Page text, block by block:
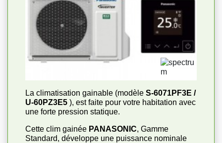
La climatisation gainable (modèle S-6071PF3E /
U-60PZ3E5 ), est faite pour votre habitation avec
une forte pression statique.
Cette clim gainée PANASONIC, Gamme
Standard, développe une puissance nominale